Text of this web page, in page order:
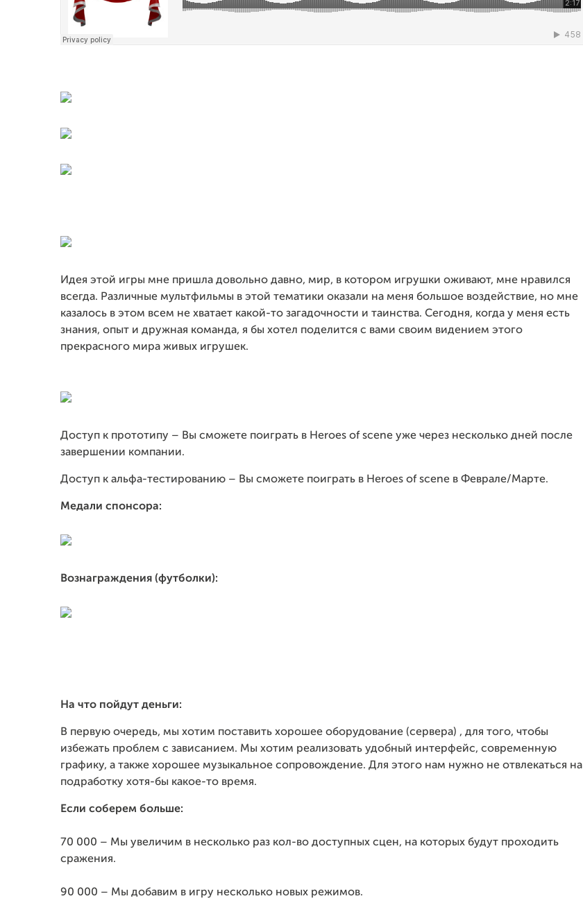
Идея этой игры мне пришла довольно давно, мир, в котором игрушки оживают, мне нравился
всегда. Различные мультфильмы в этой тематики оказали на меня большое воздействие, но мне
казалось в этом всем не хватает какой-то загадочности и таинства. Сегодня, когда у меня есть
знания, опыт и дружная команда, я бы хотел поделится с вами своим видением этого
прекрасного мира живых игрушек.
Доступ к прототипу – Вы сможете поиграть в Heroes of scene уже через несколько дней после
завершении компании.
Доступ к альфа-тестированию – Вы сможете поиграть в Heroes of scene в Феврале/Марте.
Медали спонсора:
Вознаграждения (футболки):
На что пойдут деньги:
В первую очередь, мы хотим поставить хорошее оборудование (сервера) , для того, чтобы
избежать проблем с зависанием. Мы хотим реализовать удобный интерфейс, современную
графику, а также хорошее музыкальное сопровождение. Для этого нам нужно не отвлекаться на
подработку хотя-бы какое-то время.
Если соберем больше:
70 000 – Мы увеличим в несколько раз кол-во доступных сцен, на которых будут проходить
сражения.
90 000 – Мы добавим в игру несколько новых режимов.